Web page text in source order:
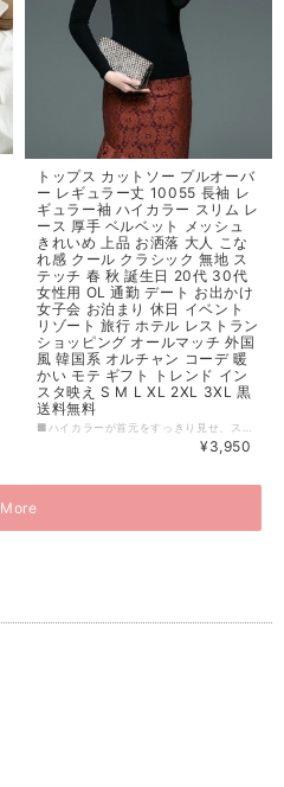
トップス カットソー プルオーバ
ー レギュラー丈 10055 長袖 レ
ギュラー袖 ハイカラー スリム レ
ース 厚手 ベルベット メッシュ
きれいめ 上品 お洒落 大人 こな
れ感 クール クラシック 無地 ス
テッチ 春 秋 誕生日 20代 30代
女性用 OL 通勤 デート お出かけ
女子会 お泊まり 休日 イベント
リゾート 旅行 ホテル レストラン
ショッピング オールマッチ 外国
風 韓国系 オルチャン コーデ 暖
かい モテ ギフト トレンド イン
スタ映え S M L XL 2XL 3XL 黒
送料無料
¥3,950
More